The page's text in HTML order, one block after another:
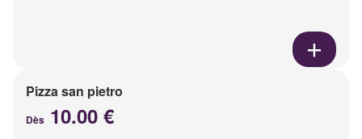
Pizza san pietro
Dès 10.00 €